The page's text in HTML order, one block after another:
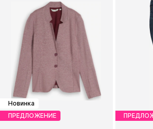
Новинка
ПРЕДЛОЖЕНИЕ